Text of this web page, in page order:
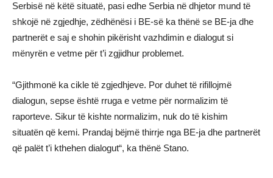
Serbisë në këtë situatë, pasi edhe Serbia në dhjetor mund të
shkojë në zgjedhje, zëdhënësi i BE-së ka thënë se BE-ja dhe
partnerët e saj e shohin pikërisht vazhdimin e dialogut si
mënyrën e vetme për t’i zgjidhur problemet.
“Gjithmonë ka cikle të zgjedhjeve. Por duhet të rifillojmë
dialogun, sepse është rruga e vetme për normalizim të
raporteve. Sikur të kishte normalizim, nuk do të kishim
situatën që kemi. Prandaj bëjmë thirrje nga BE-ja dhe partnerët
që palët t’i kthehen dialogut“, ka thënë Stano.